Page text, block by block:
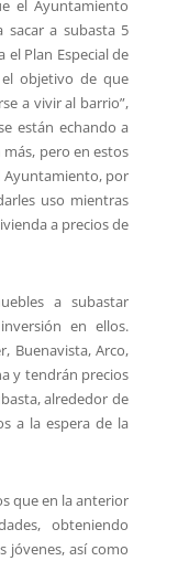
el Ayuntamiento
sacar a subasta 5
Plan Especial de
el objetivo de que
a vivir al barrio”,
están echando a
pero en estos
Ayuntamiento, por
uso mientras
a precios de
a subastar
en ellos.
Buenavista, Arco,
y tendrán precios
alrededor de
a la espera de la
que en la anterior
obteniendo
jóvenes, así como